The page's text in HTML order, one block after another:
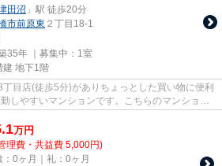
田沼 」駅 徒歩20分
市前原東 ２丁目18-1
35年 ｜募集中： 1室
建 地下1階
目店(徒歩5分)がありちょっとした買い物に便利
しやすいマンションです。こちらのマンション
万円
理費・共益費 5,000円)
：0ヶ月｜礼：0ヶ月